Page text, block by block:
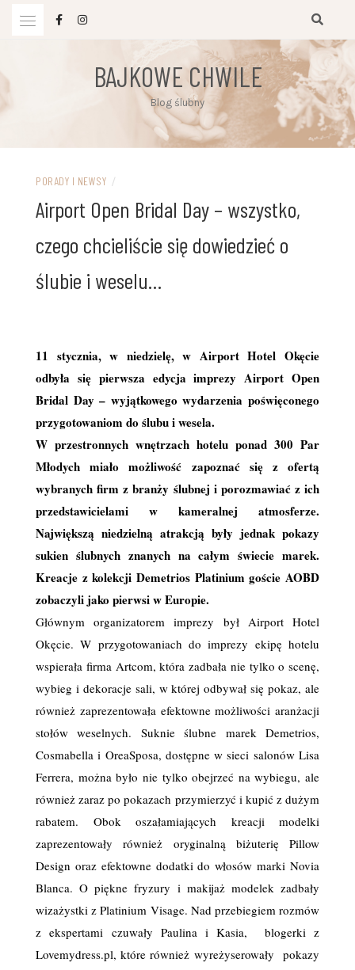
BAJKOWE CHWILE
Blog ślubny
PORADY I NEWSY /
Airport Open Bridal Day – wszystko,
czego chcieliście się dowiedzieć o
ślubie i weselu…
11 stycznia, w niedzielę, w Airport Hotel Okęcie
odbyła się pierwsza edycja imprezy Airport Open
Bridal Day – wyjątkowego wydarzenia poświęconego
przygotowaniom do ślubu i wesela.
W przestronnych wnętrzach hotelu ponad 300 Par
Młodych miało możliwość zapoznać się z ofertą
wybranych firm z branży ślubnej i porozmawiać z ich
przedstawicielami w kameralnej atmosferze.
Największą niedzielną atrakcją były jednak pokazy
sukien ślubnych znanych na całym świecie marek.
Kreacje z kolekcji Demetrios Platinium goście AOBD
zobaczyli jako pierwsi w Europie.
Głównym organizatorem imprezy był Airport Hotel
Okęcie. W przygotowaniach do imprezy ekipę hotelu
wspierała firma Artcom, która zadbała nie tylko o scenę,
wybieg i dekoracje sali, w której odbywał się pokaz, ale
również zaprezentowała efektowne możliwości aranżacji
stołów weselnych. Suknie ślubne marek Demetrios,
Cosmabella i OreaSposa, dostępne w sieci salonów Lisa
Ferrera, można było nie tylko obejrzeć na wybiegu, ale
również zaraz po pokazach przymierzyć i kupić z dużym
rabatem. Obok oszałamiających kreacji modelki
zaprezentowały również oryginalną biżuterię Pillow
Design oraz efektowne dodatki do włosów marki Novia
Blanca. O piękne fryzury i makijaż modelek zadbały
wizażystki z Platinium Visage. Nad przebiegiem rozmów
z ekspertami czuwały Paulina i Kasia, blogerki z
Lovemydress.pl, które również wyreżyserowały pokazy